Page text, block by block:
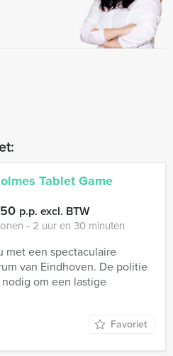
Tablet Game
p.p. excl. BTW
‐ 2 uur en 30 minuten
met een spectaculaire
van Eindhoven. De politie
om een lastige
Favoriet